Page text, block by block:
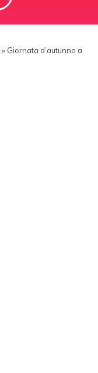
» Giornata d’autunno a